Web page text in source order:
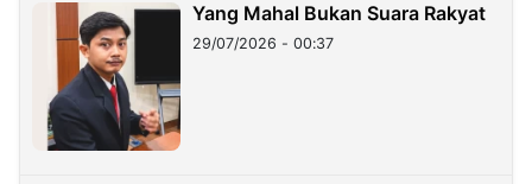
Yang Mahal Bukan Suara Rakyat
29/07/2026 - 00:37